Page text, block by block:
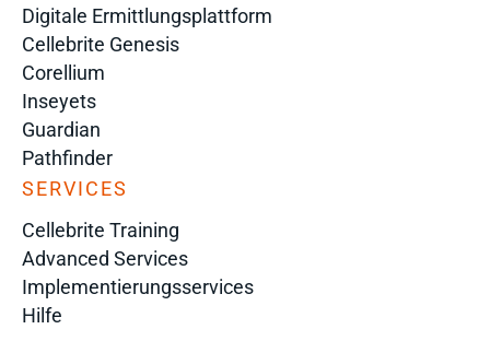
Digitale Ermittlungsplattform
Cellebrite Genesis
Corellium
Inseyets
Guardian
Pathfinder
SERVICES
Cellebrite Training
Advanced Services
Implementierungsservices
Hilfe